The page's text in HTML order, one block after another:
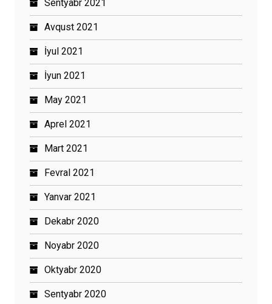
Sentyabr 2021
Avqust 2021
İyul 2021
İyun 2021
May 2021
Aprel 2021
Mart 2021
Fevral 2021
Yanvar 2021
Dekabr 2020
Noyabr 2020
Oktyabr 2020
Sentyabr 2020